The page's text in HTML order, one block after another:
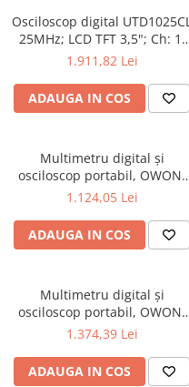
Osciloscop digital UTD1025CL
25MHz; LCD TFT 3,5"; Ch: 1;
250Msps; 12kpts compatibil
1.911,82 Lei
ADAUGA IN COS
Multimetru digital și
osciloscop portabil, OWON,
HDS242S, 200mV-1kV, 200mA-
1.124,05 Lei
ADAUGA IN COS
Multimetru digital și
osciloscop portabil, OWON,
HDS272S, 200mV-1kV, 200mA-
1.374,39 Lei
ADAUGA IN COS